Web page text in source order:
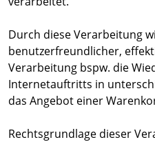
Durch diese Verarbeitung
benutzerfreundlicher,
Verarbeitung bspw. die
Internetauftritts in
das Angebot einer
Rechtsgrundlage dieser